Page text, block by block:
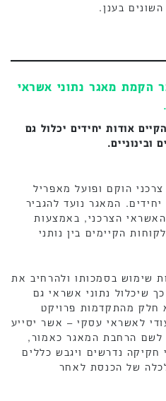
בענן.
הקמת מאגר נתוני אשראי
אודות יחידים יכלול גם
הוקם ופועל מאפריל
יחידים. המאגר נועד להגביר
הצרכני, באמצעות
הקיימים בין נותני
שימוש בסמכותו ולהרחיב את
שיכלול נתוני אשראי גם
חלק מהתקדמות פרויקט
לאשראי עסקי – אשר יסייע
לשם הרחבת המאגר כאמור,
חקיקה נדרשים ויגבש כללים
של הכנסת לאחר